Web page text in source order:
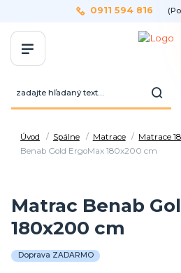
0911 594 816
Úvod Spálne Matrace Matrace
Benab Gold ErgoMax 180x200 cm
Matrac Benab
180x200 cm
Doprava ZADARMO